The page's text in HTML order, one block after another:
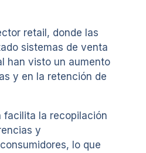
retail, donde las
sistemas de venta
han visto un aumento
y en la retención de
facilita la recopilación
y
lo que